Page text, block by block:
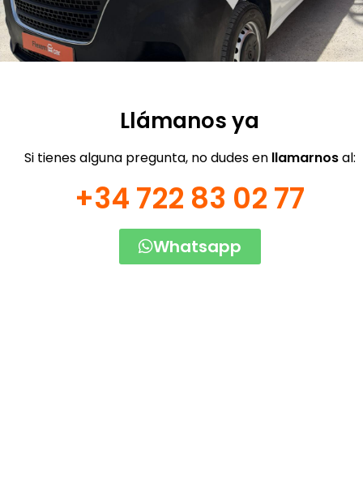
Llámanos ya
Si tienes alguna pregunta, no dudes en llamarnosal:
+34 722 83 02 77
Whatsapp